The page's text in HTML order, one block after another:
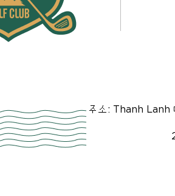
주소: Thanh Lanh